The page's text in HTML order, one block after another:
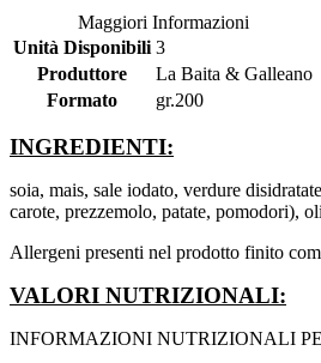
Maggiori Informazioni
Unità Disponibili 3
Produttore
La Baita & Galleano
Formato
gr.200
INGREDIENTI:
soia, mais, sale iodato, verdure
carote, prezzemolo, patate, pomodori),
Allergeni presenti nel prodotto finito
VALORI NUTRIZIONALI:
INFORMAZIONI NUTRIZIONALI